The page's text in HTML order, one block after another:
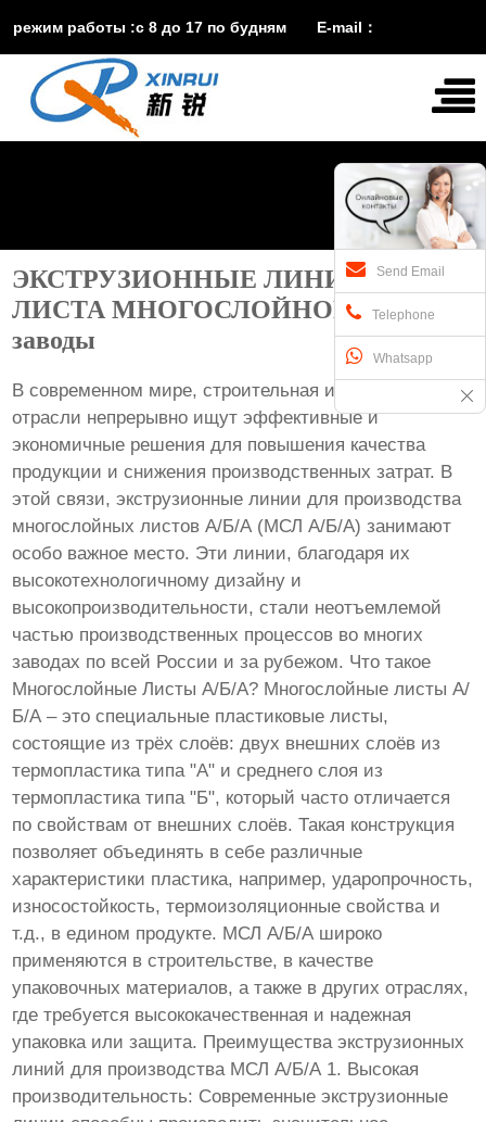
режим работы :с 8 до 17 по будням E-mail：
vira@xinruisuji.comWhatsApp： 
ЭКСТРУЗИОННЫЕ ЛИНИИ ДЛЯ
ЛИСТА МНОГОСЛОЙНОГО А/Б/А
заводы
В современном мире, строительная и промышленная
отрасли непрерывно ищут эффективные и
экономичные решения для повышения качества
продукции и снижения производственных затрат. В
этой связи, экструзионные линии для производства
многослойных листов А/Б/А (МСЛ А/Б/А) занимают
особо важное место. Эти линии, благодаря их
высокотехнологичному дизайну и
высокопроизводительности, стали неотъемлемой
частью производственных процессов во многих
заводах по всей России и за рубежом. Что такое
Многослойные Листы А/Б/А? Многослойные листы А/
Б/А – это специальные пластиковые листы,
состоящие из трёх слоёв: двух внешних слоёв из
термопластика типа "А" и среднего слоя из
термопластика типа "Б", который часто отличается
по свойствам от внешних слоёв. Такая конструкция
позволяет объединять в себе различные
характеристики пластика, например, ударопрочность,
износостойкость, термоизоляционные свойства и
т.д., в едином продукте. МСЛ А/Б/А широко
применяются в строительстве, в качестве
упаковочных материалов, а также в других отраслях,
где требуется высококачественная и надежная
упаковка или защита. Преимущества экструзионных
линий для производства МСЛ А/Б/А 1. Высокая
производительность: Современные экструзионные
Send Email
Telephone
Whatsapp